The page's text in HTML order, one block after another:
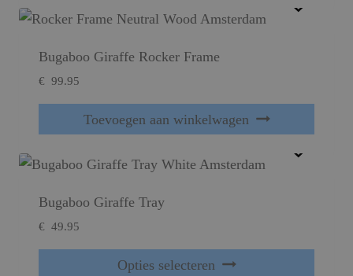
Bugaboo Giraffe Rocker Frame
€ 99.95
Toevoegen aan winkelwagen
Bugaboo Giraffe Tray
€ 49.95
Opties selecteren
Dit product heeft meerdere variaties. Deze optie kan gekozen worden op de productpagina